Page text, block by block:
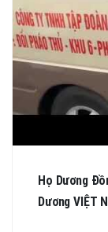
Họ Dương
Dương VIỆT